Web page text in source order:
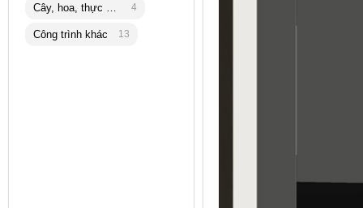
Cây, hoa, thực vật 4
Công trình khác 13